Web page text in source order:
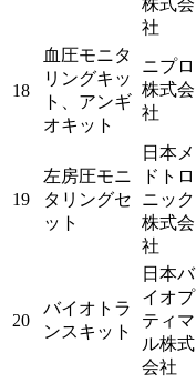
社
18
血圧モニタ
リングキッ
ト、アンギ
オキット
ニプロ
株式会
社
19
左房圧モニ
タリングセ
ット
日本メ
ドトロ
ニック
株式会
社
20
バイオトラ
ンスキット
日本バ
イオプ
ティマ
ル株式
会社